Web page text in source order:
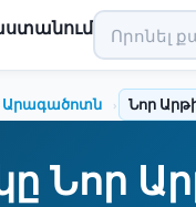
Արագածոտն › Նոր
Նոր